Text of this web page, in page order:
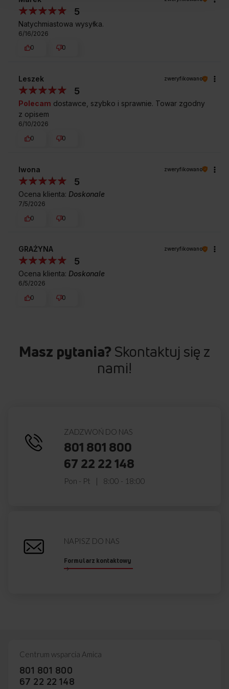
5
Natychmiastowa wysyłka.
6/16/2026
0
0
Leszek zweryfikowano
5
Polecam dostawce, szybko i sprawnie. Towar zgodny
z opisem
6/10/2026
0
0
Iwona zweryfikowano
5
Ocena klienta: Doskonale
7/5/2026
0
0
GRAŻYNA zweryfikowano
5
Ocena klienta: Doskonale
6/5/2026
0
0
Masz pytania? Skontaktuj się z
nami!
ZADZWOŃ DO NAS
801 801 800
67 22 22 148
Pon - Pt 8:00 - 18:00
NAPISZ DO NAS
Formularz kontaktowy
Centrum wsparcia Amica
801 801 800
67 22 22 148